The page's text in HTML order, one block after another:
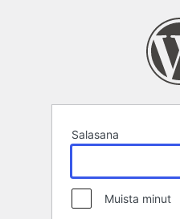
Salasana
Muista minut